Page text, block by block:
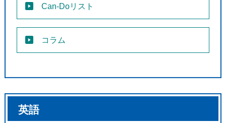
Can-Doリスト
コラム
英語